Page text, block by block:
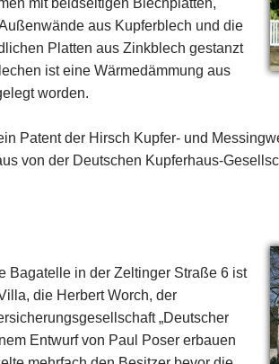
aus Kupferblech und die
Platten aus Zinkblech gestanzt
ist eine Wärmedämmung aus
worden.
Patent der Hirsch Kupfer- und
von der Deutschen Kupferhaus-
Bagatelle in der Zeltinger Straße 6 ist
die Herbert Worch, der
„Deutscher
Entwurf von Paul Poser erbauen